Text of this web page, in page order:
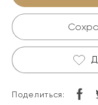
Поделиться: